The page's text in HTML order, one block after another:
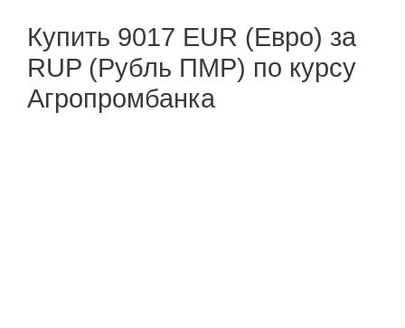
Купить 9017 EUR (Евро) за
RUP (Рубль ПМР) по курсу
Агропромбанка